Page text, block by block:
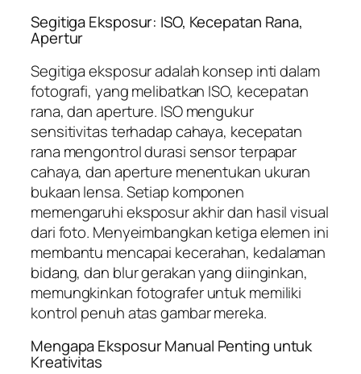
Segitiga Eksposur: ISO, Kecepatan Rana,
Apertur
Segitiga eksposur adalah konsep inti dalam
fotografi, yang melibatkan ISO, kecepatan
rana, dan aperture. ISO mengukur
sensitivitas terhadap cahaya, kecepatan
rana mengontrol durasi sensor terpapar
cahaya, dan aperture menentukan ukuran
bukaan lensa. Setiap komponen
memengaruhi eksposur akhir dan hasil visual
dari foto. Menyeimbangkan ketiga elemen ini
membantu mencapai kecerahan, kedalaman
bidang, dan blur gerakan yang diinginkan,
memungkinkan fotografer untuk memiliki
kontrol penuh atas gambar mereka.
Mengapa Eksposur Manual Penting untuk
Kreativitas